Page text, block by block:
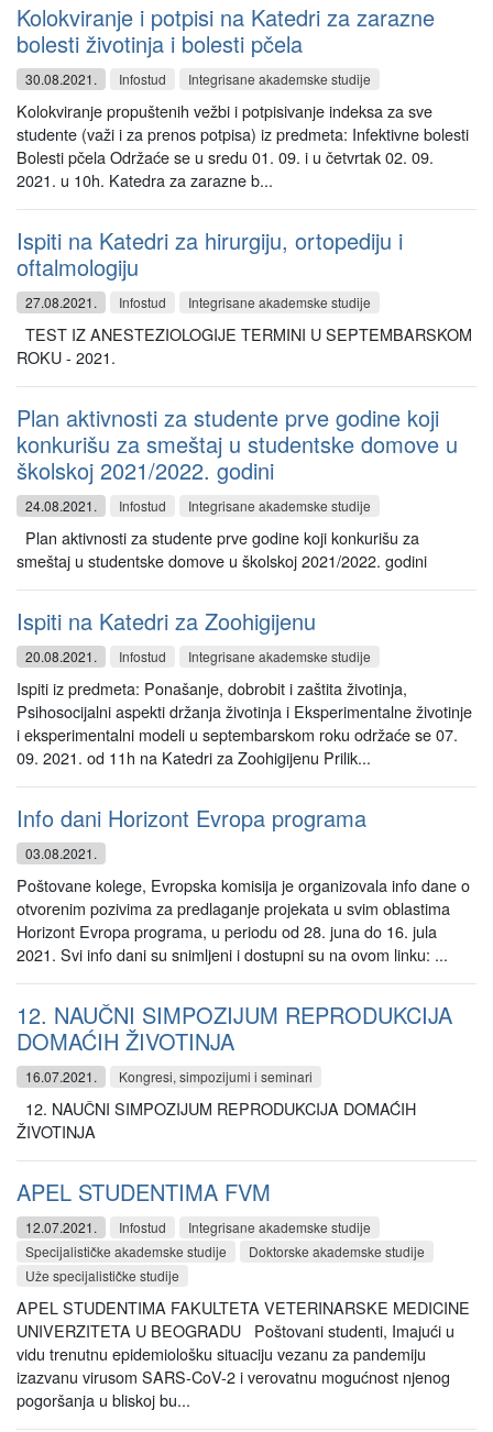
Kolokviranje i potpisi na Katedri za zarazne
bolesti životinja i bolesti pčela
30.08.2021. Infostud Integrisane akademske studije
Kolokviranje propuštenih vežbi i potpisivanje indeksa za sve
studente (važi i za prenos potpisa) iz predmeta: Infektivne bolesti
Bolesti pčela Održaće se u sredu 01. 09. i u četvrtak 02. 09.
2021. u 10h. Katedra za zarazne b...
Ispiti na Katedri za hirurgiju, ortopediju i
oftalmologiju
27.08.2021. Infostud Integrisane akademske studije
TEST IZ ANESTEZIOLOGIJE TERMINI U SEPTEMBARSKOM
ROKU - 2021.
Plan aktivnosti za studente prve godine koji
konkurišu za smeštaj u studentske domove u
školskoj 2021/2022. godini
24.08.2021. Infostud Integrisane akademske studije
Plan aktivnosti za studente prve godine koji konkurišu za
smeštaj u studentske domove u školskoj 2021/2022. godini
Ispiti na Katedri za Zoohigijenu
20.08.2021. Infostud Integrisane akademske studije
Ispiti iz predmeta: Ponašanje, dobrobit i zaštita životinja,
Psihosocijalni aspekti držanja životinja i Eksperimentalne životinje
i eksperimentalni modeli u septembarskom roku održaće se 07.
09. 2021. od 11h na Katedri za Zoohigijenu Prilik...
Info dani Horizont Evropa programa
03.08.2021.
Poštovane kolege, Evropska komisija je organizovala info dane o
otvorenim pozivima za predlaganje projekata u svim oblastima
Horizont Evropa programa, u periodu od 28. juna do 16. jula
2021. Svi info dani su snimljeni i dostupni su na ovom linku: ...
12. NAUČNI SIMPOZIJUM REPRODUKCIJA
DOMAĆIH ŽIVOTINJA
16.07.2021. Kongresi, simpozijumi i seminari
12. NAUČNI SIMPOZIJUM REPRODUKCIJA DOMAĆIH
ŽIVOTINJA
APEL STUDENTIMA FVM
12.07.2021. Infostud
Integrisane akademske studije
Specijalističke akademske studije
Doktorske akademske studije
Uže specijalističke studije
APEL STUDENTIMA FAKULTETA VETERINARSKE MEDICINE
UNIVERZITETA U BEOGRADU Poštovani studenti, Imajući u
vidu trenutnu epidemiološku situaciju vezanu za pandemiju
izazvanu virusom SARS-CoV-2 i verovatnu mogućnost njenog
pogoršanja u bliskoj bu...